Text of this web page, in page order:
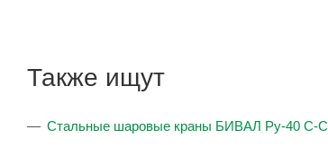
Также ищут
Стальные шаровые краны БИВАЛ Ру-40 С-С